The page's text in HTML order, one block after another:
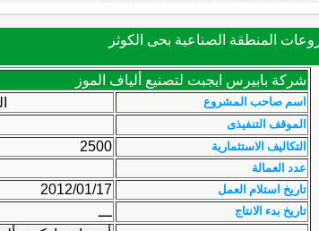
المنطقة الصناعية بحى الكوثر
شركة بابيرس ايجبت لتصنيع ألياف الموز
اسم صاحب المشروع
الموقف التنفيذى
التكاليف الاستثمارية 2500
عدد العمالة
تاريخ استلام العمل 2012/01/17
تاريخ بدء الانتاج ـــ